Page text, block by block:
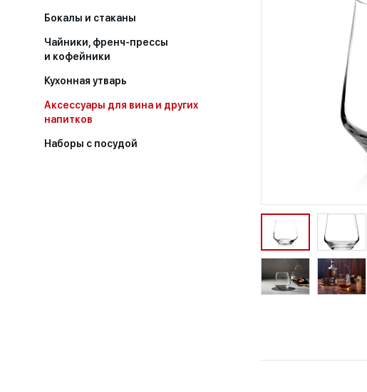
Бокалы и стаканы
Чайники, френч-прессы
и кофейники
Кухонная утварь
Аксессуары для вина и других
напитков
Наборы с посудой